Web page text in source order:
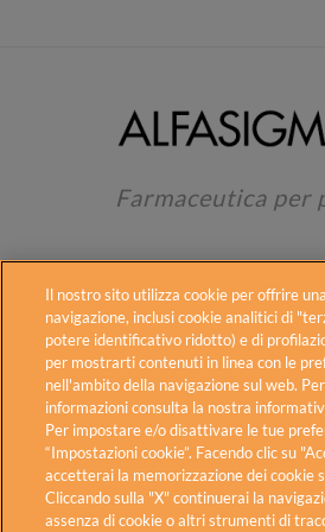
Farmaceutica per
Alfasigma Contatti
Cookie Policy
Diritti
Privacy Policy
Carnidyn in
Alfasigma S.p.A. – Sede Legale: Via
Bologna – Italia
Il nostro sito utilizza cookie per offrire
navigazione, inclusi cookie analitici di
potere identificativo ridotto) e di
per mostrarti contenuti in linea con le
nell'ambito della navigazione sul web.
informazioni consulta la nostra
Per impostare e/o disattivare le tue
“Impostazioni cookie”. Facendo clic su
accetterai la memorizzazione dei cookie
Cliccando sulla "X" continuerai la
assenza di cookie o altri strumenti di